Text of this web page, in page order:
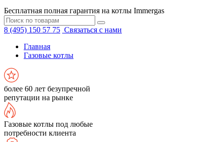
Бесплатная полная гарантия на котлы Immergas
8 (495) 150 57 75 Связаться с нами
Главная
Газовые котлы
более 60 лет безупречной
репутации на рынке
Газовые котлы под любые
потребности клиента